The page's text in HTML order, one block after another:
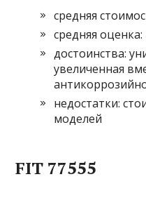
средняя
средняя оценка:
достоинства:
увеличенная
недостатки:
моделей
FIT 77555